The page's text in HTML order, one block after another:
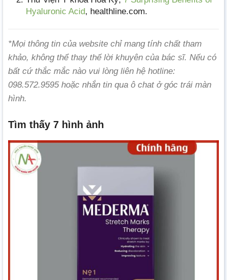
Hyaluronic Acid, healthline.com.
*Mọi thông tin của website chỉ mang tính chất tham
khảo, không thể thay thế lời khuyên của bác sĩ. Nếu có
bất cứ thắc mắc nào vui lòng liên hệ hotline:
098.572.9595 hoặc nhắn tin qua ô chat ở góc trái màn
hình.
Tìm thấy 7 hình ảnh